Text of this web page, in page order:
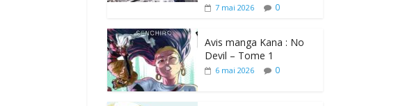
7 mai 2026 0
Avis manga Kana : No
Devil – Tome 1
6 mai 2026 0